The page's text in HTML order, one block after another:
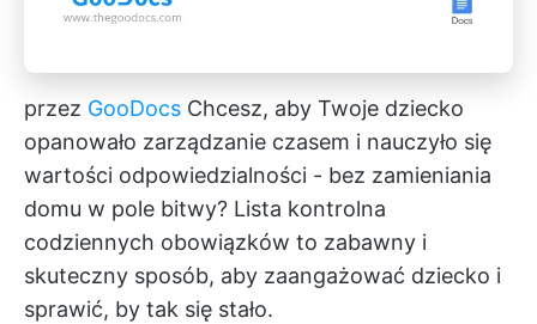
przez GooDocs Chcesz, aby Twoje dziecko
opanowało zarządzanie czasem i nauczyło się
wartości odpowiedzialności - bez zamieniania
domu w pole bitwy? Lista kontrolna
codziennych obowiązków to zabawny i
skuteczny sposób, aby zaangażować dziecko i
sprawić, by tak się stało.